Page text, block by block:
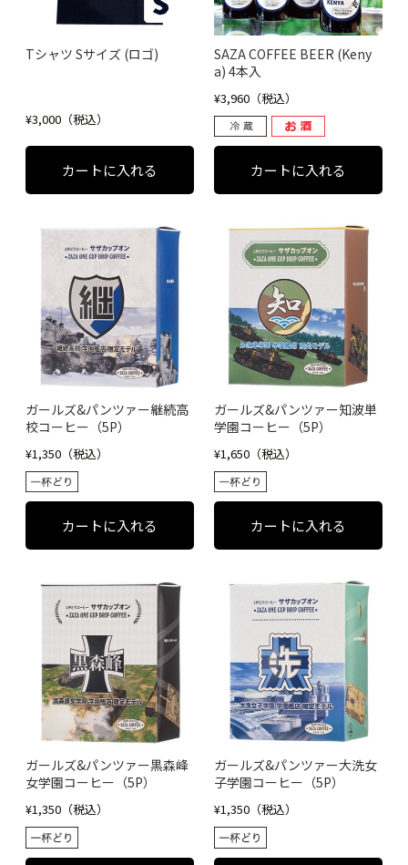
Tシャツ Sサイズ (ロゴ)
¥3,000（税込）
SAZA COFFEE BEER (Keny
a) 4本入
¥3,960（税込）
ガールズ&パンツァー継続高
校コーヒー（5P）
¥1,350（税込）
ガールズ&パンツァー知波単
学園コーヒー（5P）
¥1,650（税込）
ガールズ&パンツァー黒森峰
女学園コーヒー（5P）
¥1,350（税込）
ガールズ&パンツァー大洗女
子学園コーヒー（5P）
¥1,350（税込）